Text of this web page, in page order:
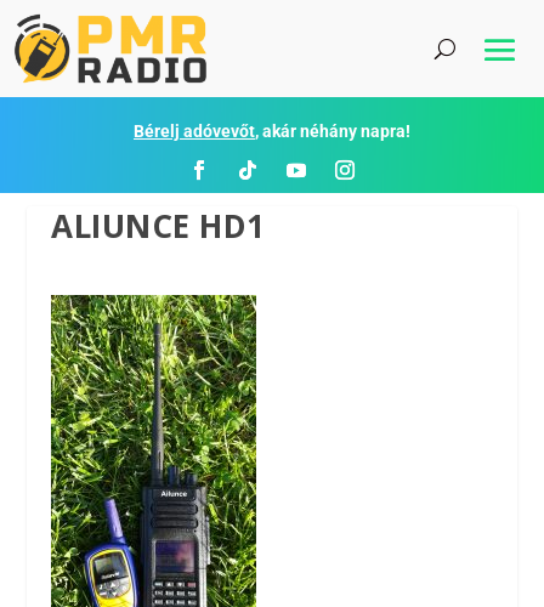
Bérelj adóvevőt, akár néhány napra!
ALIUNCE HD1